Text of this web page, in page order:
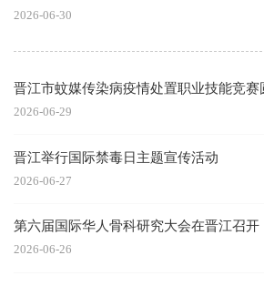
2026-06-30
晋江市蚊媒传染病疫情处置职业技能竞赛
2026-06-29
晋江举行国际禁毒日主题宣传活动
2026-06-27
第六届国际华人骨科研究大会在晋江召开
2026-06-26